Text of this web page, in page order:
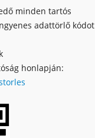
minden tartós
adattörlő kódot
honlapján: